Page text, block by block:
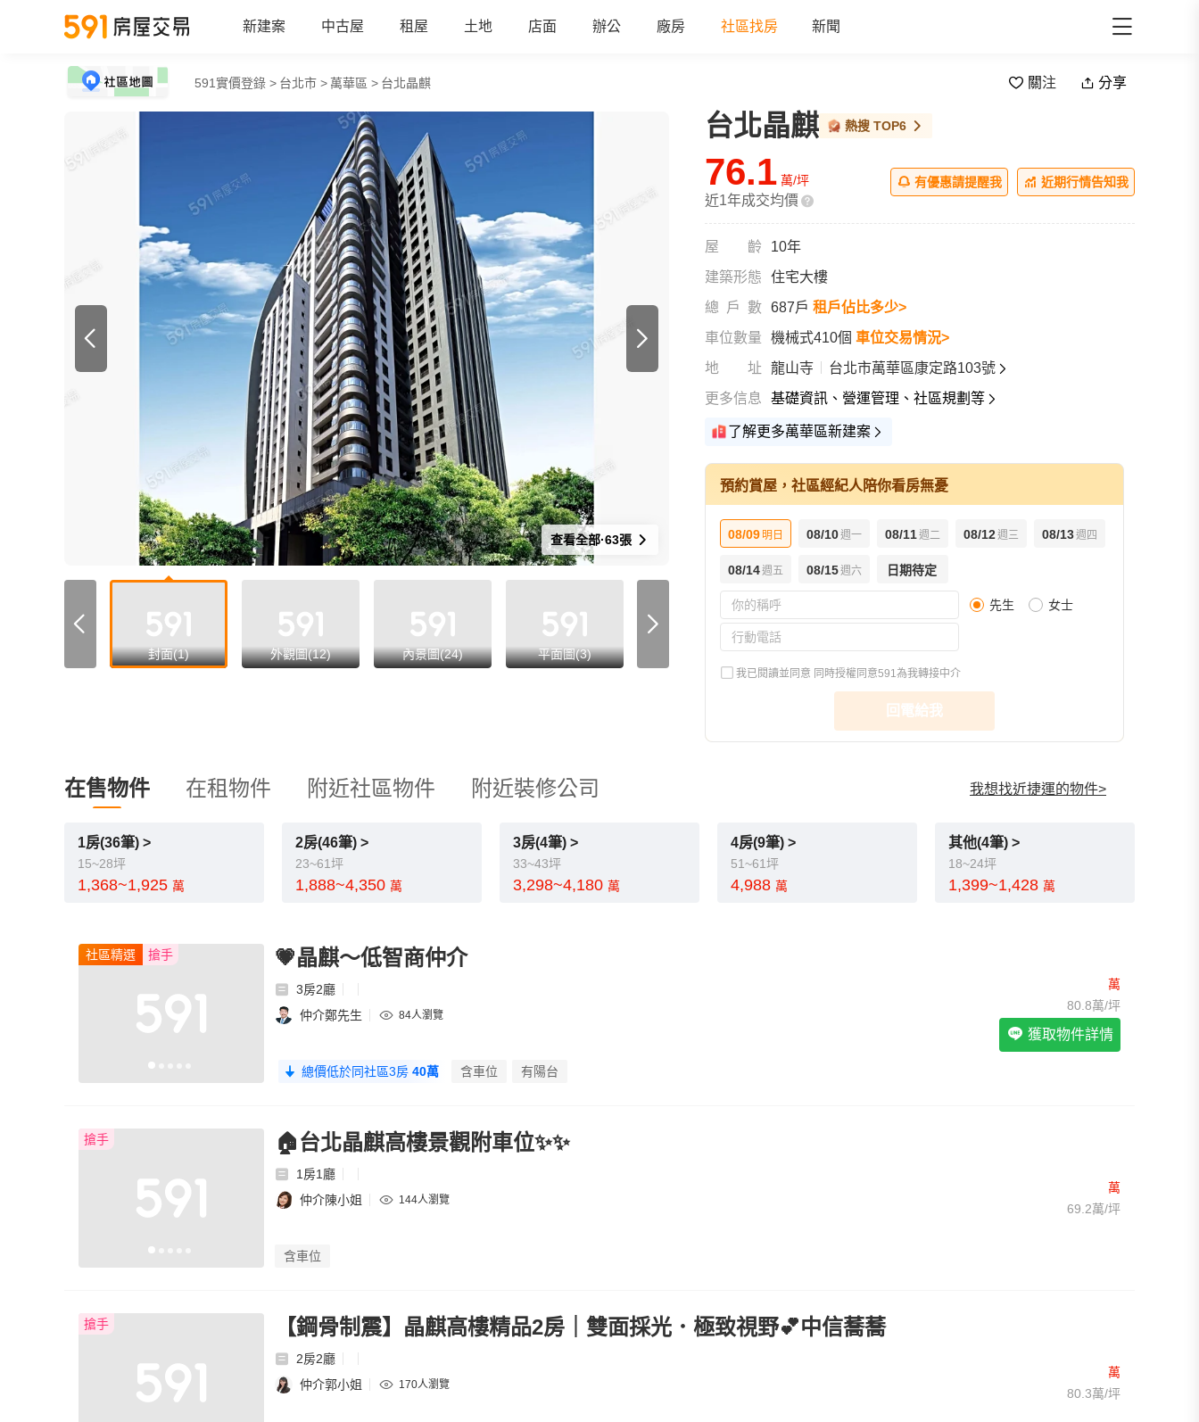
新建案 中古屋 租屋 土地 店面 辦公 廠房 社區找房 新聞
591實價登錄 > 台北市 >萬華區 > 台北晶麒 關注 分享
all
查看全部·63張
all
封面(1) 外觀圖(12) 內景圖(24) 平面圖(3) 格局圖(11) 樣品屋(2) 環境圖(7)
台北晶麒 熱搜 TOP6
76.1 萬/坪
近1年成交均價
有優惠請提醒我 近期行情告知我
屋齡
10年
建築形態
住宅大樓
總戶數 687戶 租戶佔比多少>
車位數量
機械式410個 車位交易情況>
地址
龍山寺
台北市萬華區康定路103號
更多信息
基礎資訊、營運管理、社區規劃等
了解更多萬華區新建案
預約賞屋，社區經紀人陪你看房無憂
08/09 明日 08/10週一 08/11週二 08/12週三 08/13週四
08/14週五 08/15週六 日期待定
先生 女士
我已閱讀並同意 同時授權同意591為我轉接中介
回電給我
在售物件 在租物件 附近社區物件 附近裝修公司 我想找近捷運的物件>
我想找廁所開窗的物件
我想找具垃圾處理的物件
我想找近捷運的物件
1房(36筆) >
15~28坪
1,368~1,925 萬
2房(46筆) >
23~61坪
1,888~4,350 萬
3房(4筆) >
33~43坪
3,298~4,180 萬
4房(9筆) >
51~61坪
4,988 萬
其他(4筆) >
18~24坪
1,399~1,428 萬
社區精選 搶手 💗晶麒～低智商仲介
3房2廳
仲介鄭先生
84人瀏覽
總價低於同社區3房 40萬 含車位 有陽台
萬
80.8萬/坪
獲取物件詳情
搶手 🏠台北晶麒高樓景觀附車位✨✨
1房1廳
仲介陳小姐
144人瀏覽
含車位
萬
69.2萬/坪
搶手 【鋼骨制震】晶麒高樓精品2房｜雙面採光．極致視野💕中信蕎蕎
2房2廳
仲介郭小姐
170人瀏覽
萬
80.3萬/坪